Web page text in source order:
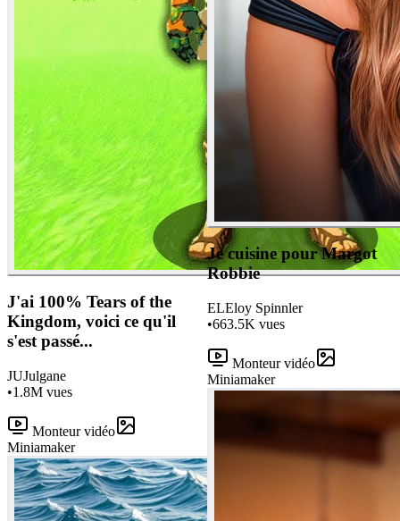
J'ai 100% Tears of the
Kingdom, voici ce qu'il
s'est passé...
JUJulgane
•1.8M vues
Monteur vidéo
Miniamaker
Je cuisine pour Margot
Robbie
ELEloy Spinnler
•663.5K vues
Monteur vidéo
Miniamaker